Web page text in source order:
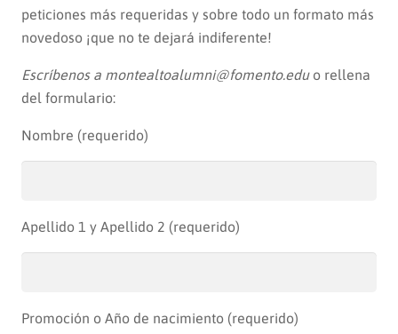
peticiones más requeridas y sobre todo un formato más
novedoso ¡que no te dejará indiferente!
Escríbenos a montealtoalumni@fomento.eduo rellena
del formulario:
Nombre (requerido)
Apellido 1 y Apellido 2 (requerido)
Promoción o Año de nacimiento (requerido)